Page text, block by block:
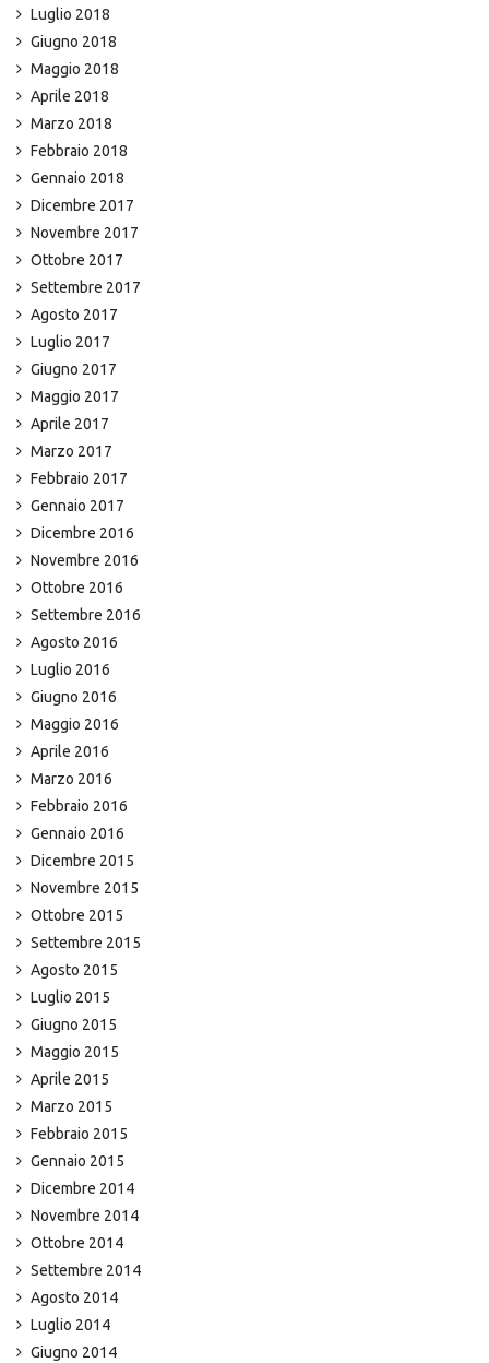
Luglio 2018
Giugno 2018
Maggio 2018
Aprile 2018
Marzo 2018
Febbraio 2018
Gennaio 2018
Dicembre 2017
Novembre 2017
Ottobre 2017
Settembre 2017
Agosto 2017
Luglio 2017
Giugno 2017
Maggio 2017
Aprile 2017
Marzo 2017
Febbraio 2017
Gennaio 2017
Dicembre 2016
Novembre 2016
Ottobre 2016
Settembre 2016
Agosto 2016
Luglio 2016
Giugno 2016
Maggio 2016
Aprile 2016
Marzo 2016
Febbraio 2016
Gennaio 2016
Dicembre 2015
Novembre 2015
Ottobre 2015
Settembre 2015
Agosto 2015
Luglio 2015
Giugno 2015
Maggio 2015
Aprile 2015
Marzo 2015
Febbraio 2015
Gennaio 2015
Dicembre 2014
Novembre 2014
Ottobre 2014
Settembre 2014
Agosto 2014
Luglio 2014
Giugno 2014